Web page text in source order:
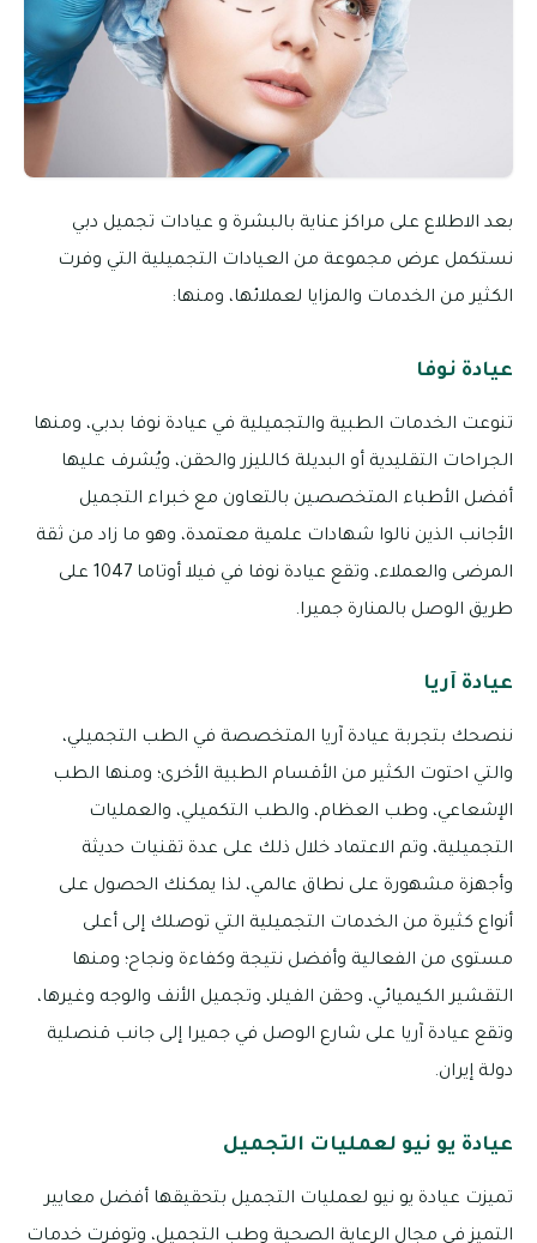
بعد الاطلاع على مراكز عناية بالبشرة و عيادات تجميل دبي
نستكمل عرض مجموعة من العيادات التجميلية التي وفرت
الكثير من الخدمات والمزايا لعملائها، ومنها:
عيادة نوفا
تنوعت الخدمات الطبية والتجميلية في عيادة نوفا بدبي، ومنها
الجراحات التقليدية أو البديلة كالليزر والحقن، ويُشرف عليها
أفضل الأطباء المتخصصين بالتعاون مع خبراء التجميل
الأجانب الذين نالوا شهادات علمية معتمدة، وهو ما زاد من ثقة
المرضى والعملاء، وتقع عيادة نوفا في فيلا أوتاما 1047 على
طريق الوصل بالمنارة جميرا.
عيادة آريا
ننصحك بتجربة عيادة آريا المتخصصة في الطب التجميلي،
والتي احتوت الكثير من الأقسام الطبية الأخرى؛ ومنها الطب
الإشعاعي، وطب العظام، والطب التكميلي، والعمليات
التجميلية، وتم الاعتماد خلال ذلك على عدة تقنيات حديثة
وأجهزة مشهورة على نطاق عالمي، لذا يمكنك الحصول على
أنواع كثيرة من الخدمات التجميلية التي توصلك إلى أعلى
مستوى من الفعالية وأفضل نتيجة وكفاءة ونجاح؛ ومنها
التقشير الكيميائي، وحقن الفيلر، وتجميل الأنف والوجه وغيرها،
وتقع عيادة آريا على شارع الوصل في جميرا إلى جانب قنصلية
دولة إيران.
عيادة يو نيو لعمليات التجميل
تميزت عيادة يو نيو لعمليات التجميل بتحقيقها أفضل معايير
التميز في مجال الرعاية الصحية وطب التجميل، وتوفرت خدمات